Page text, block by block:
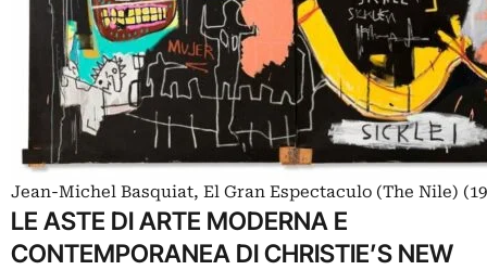
Jean-Michel Basquiat, El Gran Espectaculo (The Nile)
LE ASTE DI ARTE MODERNA E
CONTEMPORANEA DI CHRISTIE’S NEW